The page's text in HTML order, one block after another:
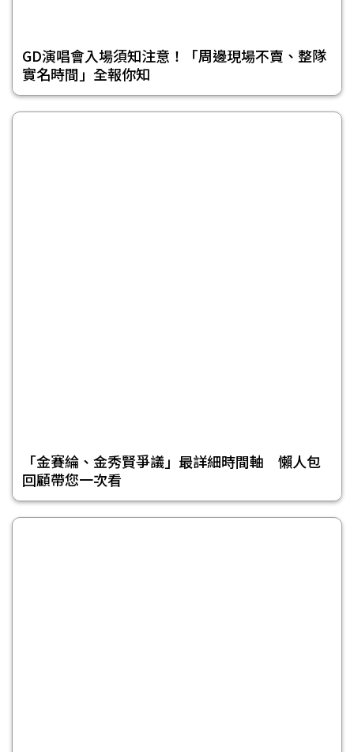
GD演唱會入場須知注意！「周邊現場不賣、整隊
實名時間」全報你知
「金賽綸、金秀賢爭議」最詳細時間軸 懶人包
回顧帶您一次看